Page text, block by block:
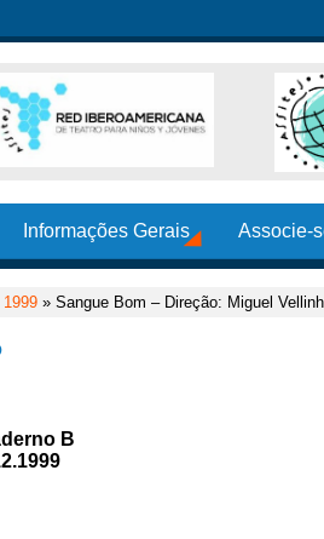
Informações Gerais Associe-
» Sangue Bom – Direção: Miguel
B